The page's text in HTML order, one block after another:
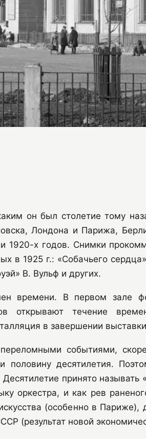
он был столетие тому
Лондона и Парижа,
1920-х годов. Снимки
в 1925 г.: «Собачьего
В. Вульф и других.
времени. В первом зале
открывают течение
в завершении
событиями,
половину десятилетия.
принято
оркестра, и как рев
(особенно в
(результат новой